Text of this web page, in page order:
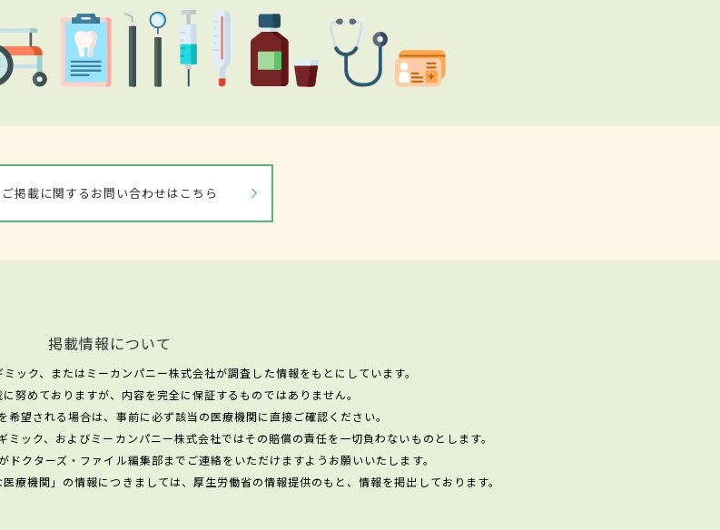
ご掲載に関するお問い合わせはこちら
掲載情報について
ック、またはミーカンパニー株式会社が調査した情報をもとにしています。
努めておりますが、内容を完全に保証するものではありません。
希望される場合は、事前に必ず該当の医療機関に直接ご確認ください。
ック、およびミーカンパニー株式会社ではその賠償の責任を一切負わないものとします。
クターズ・ファイル編集部までご連絡をいただけますようお願いいたします。
療機関」の情報につきましては、厚生労働省の情報提供のもと、情報を掲出しております。